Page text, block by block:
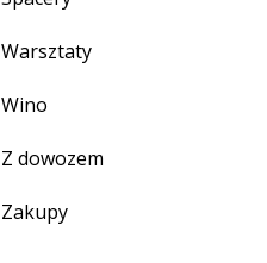
Warsztaty
Wino
Z dowozem
Zakupy